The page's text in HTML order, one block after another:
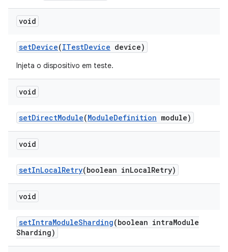
void
setDevice(ITestDevice device)
Injeta o dispositivo em teste.
void
setDirectModule(ModuleDefinition module)
void
setInLocalRetry(boolean inLocalRetry)
void
setIntraModuleSharding(boolean intraModule
Sharding)